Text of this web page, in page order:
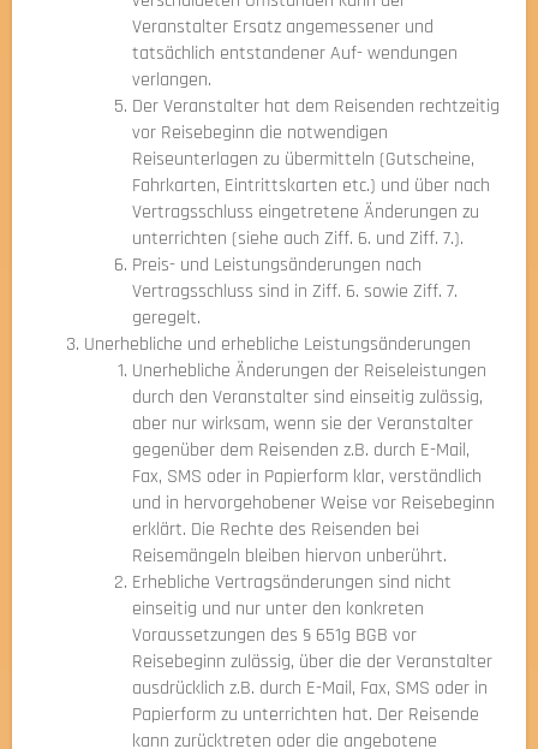
Veranstalter Ersatz angemessener und
tatsächlich entstandener Auf- wendungen
verlangen.
Der Veranstalter hat dem Reisenden rechtzeitig
vor Reisebeginn die notwendigen
Reiseunterlagen zu übermitteln (Gutscheine,
Fahrkarten, Eintrittskarten etc.) und über nach
Vertragsschluss eingetretene Änderungen zu
unterrichten (siehe auch Ziff. 6. und Ziff. 7.).
Preis- und Leistungsänderungen nach
Vertragsschluss sind in Ziff. 6. sowie Ziff. 7.
geregelt.
Unerhebliche und erhebliche Leistungsänderungen
Unerhebliche Änderungen der Reiseleistungen
durch den Veranstalter sind einseitig zulässig,
aber nur wirksam, wenn sie der Veranstalter
gegenüber dem Reisenden z.B. durch E-Mail,
Fax, SMS oder in Papierform klar, verständlich
und in hervorgehobener Weise vor Reisebeginn
erklärt. Die Rechte des Reisenden bei
Reisemängeln bleiben hiervon unberührt.
Erhebliche Vertragsänderungen sind nicht
einseitig und nur unter den konkreten
Voraussetzungen des § 651g BGB vor
Reisebeginn zulässig, über die der Veranstalter
ausdrücklich z.B. durch E-Mail, Fax, SMS oder in
Papierform zu unterrichten hat. Der Reisende
kann zurücktreten oder die angebotene